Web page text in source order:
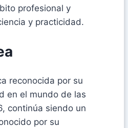
profesional y
y practicidad.
reconocida por su
en el mundo de las
continúa siendo un
por su